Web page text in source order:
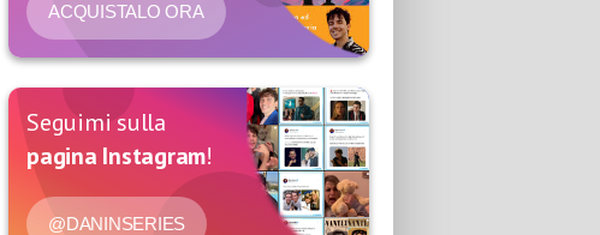
ACQUISTALO ORA
Seguimi sulla
pagina Instagram!
@DANINSERIES